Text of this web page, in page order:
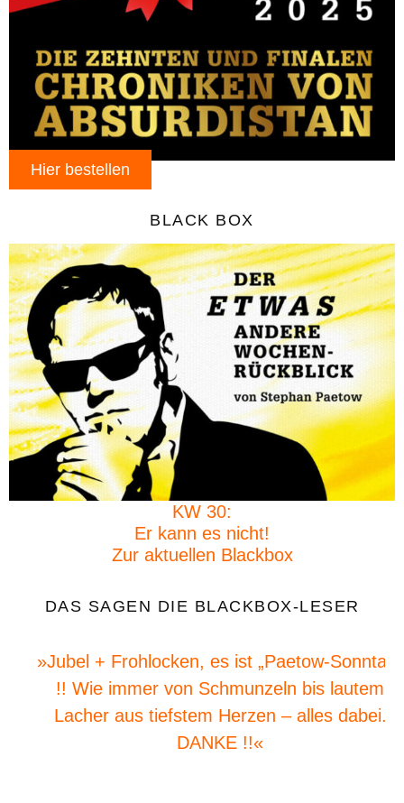
Hier bestellen
BLACK BOX
KW 30:
Er kann es nicht!
Zur aktuellen Blackbox
DAS SAGEN DIE BLACKBOX-LESER
»Jubel + Frohlocken, es ist „Paetow-Sonntag“
!! Wie immer von Schmunzeln bis lautem
Lacher aus tiefstem Herzen – alles dabei.
DANKE !!«